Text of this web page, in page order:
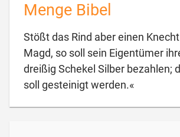
Menge Bibel
Stößt das Rind aber einen
Magd, so soll sein Eigentümer
dreißig Schekel Silber bezahlen;
soll gesteinigt werden.«